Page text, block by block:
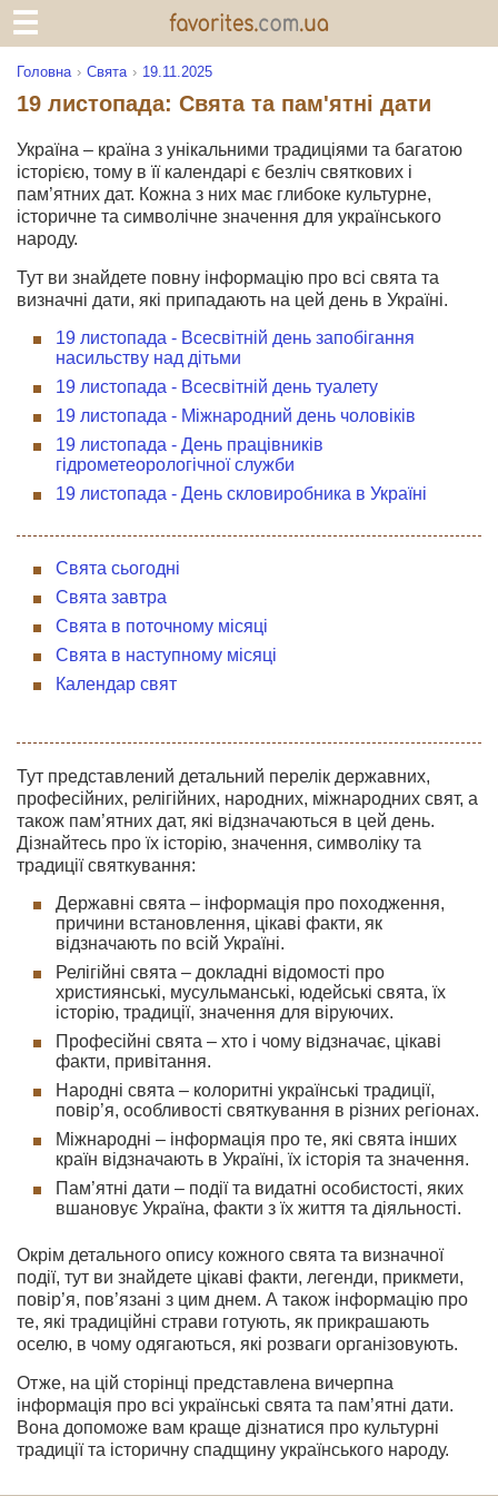
Головна Свята 19.11.2025
19 листопада: Свята та пам'ятні дати
Україна – країна з унікальними традиціями та багатою
історією, тому в її календарі є безліч святкових і
пам’ятних дат. Кожна з них має глибоке культурне,
історичне та символічне значення для українського
народу.
Тут ви знайдете повну інформацію про всі свята та
визначні дати, які припадають на цей день в Україні.
19 листопада - Всесвітній день запобігання
насильству над дітьми
19 листопада - Всесвітній день туалету
19 листопада - Міжнародний день чоловіків
19 листопада - День працівників
гідрометеорологічної служби
19 листопада - День скловиробника в Україні
Свята сьогодні
Свята завтра
Свята в поточному місяці
Свята в наступному місяці
Календар свят
Тут представлений детальний перелік державних,
професійних, релігійних, народних, міжнародних свят, а
також пам’ятних дат, які відзначаються в цей день.
Дізнайтесь про їх історію, значення, символіку та
традиції святкування:
Державні свята – інформація про походження,
причини встановлення, цікаві факти, як
відзначають по всій Україні.
Релігійні свята – докладні відомості про
християнські, мусульманські, юдейські свята, їх
історію, традиції, значення для віруючих.
Професійні свята – хто і чому відзначає, цікаві
факти, привітання.
Народні свята – колоритні українські традиції,
повір’я, особливості святкування в різних регіонах.
Міжнародні – інформація про те, які свята інших
країн відзначають в Україні, їх історія та значення.
Пам’ятні дати – події та видатні особистості, яких
вшановує Україна, факти з їх життя та діяльності.
Окрім детального опису кожного свята та визначної
події, тут ви знайдете цікаві факти, легенди, прикмети,
повір’я, пов’язані з цим днем. А також інформацію про
те, які традиційні страви готують, як прикрашають
оселю, в чому одягаються, які розваги організовують.
Отже, на цій сторінці представлена вичерпна
інформація про всі українські свята та пам’ятні дати.
Вона допоможе вам краще дізнатися про культурні
традиції та історичну спадщину українського народу.